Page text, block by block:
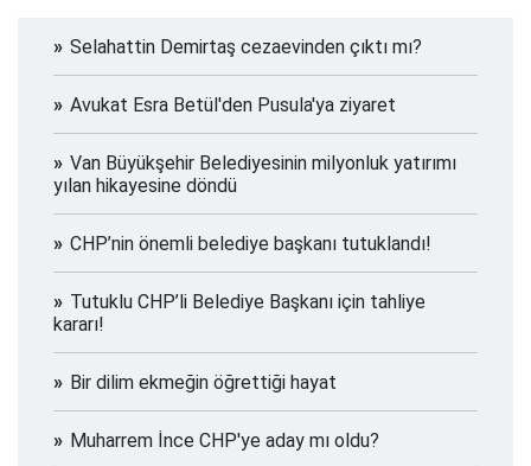
Selahattin Demirtaş cezaevinden çıktı mı?
Avukat Esra Betül'den Pusula'ya ziyaret
Van Büyükşehir Belediyesinin milyonluk yatırımı
yılan hikayesine döndü
CHP’nin önemli belediye başkanı tutuklandı!
Tutuklu CHP’li Belediye Başkanı için tahliye
kararı!
Bir dilim ekmeğin öğrettiği hayat
Muharrem İnce CHP'ye aday mı oldu?